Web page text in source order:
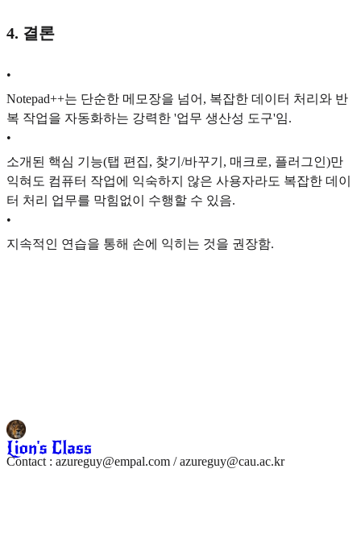
4. 결론
•
Notepad++는 단순한 메모장을 넘어, 복잡한 데이터 처리와 반
복 작업을 자동화하는 강력한 '업무 생산성 도구'임.
•
소개된 핵심 기능(탭 편집, 찾기/바꾸기, 매크로, 플러그인)만
익혀도 컴퓨터 작업에 익숙하지 않은 사용자라도 복잡한 데이
터 처리 업무를 막힘없이 수행할 수 있음.
•
지속적인 연습을 통해 손에 익히는 것을 권장함.
Contact : azureguy@empal.com / azureguy@cau.ac.kr